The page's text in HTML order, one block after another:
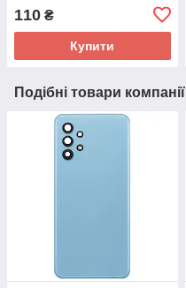
110 ₴
Купити
Подібні товари компанії